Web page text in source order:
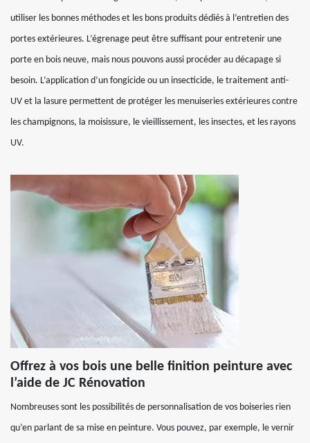
utiliser les bonnes méthodes et les bons produits dédiés à l’entretien des
portes extérieures. L’égrenage peut être suffisant pour entretenir une
porte en bois neuve, mais nous pouvons aussi procéder au décapage si
besoin. L’application d’un fongicide ou un insecticide, le traitement anti-
UV et la lasure permettent de protéger les menuiseries extérieures contre
les champignons, la moisissure, le vieillissement, les insectes, et les rayons
UV.
Offrez à vos bois une belle finition peinture avec
l’aide de JC Rénovation
Nombreuses sont les possibilités de personnalisation de vos boiseries rien
qu’en parlant de sa mise en peinture. Vous pouvez, par exemple, le vernir